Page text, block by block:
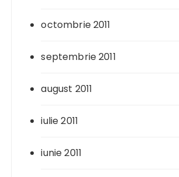
octombrie 2011
septembrie 2011
august 2011
iulie 2011
iunie 2011